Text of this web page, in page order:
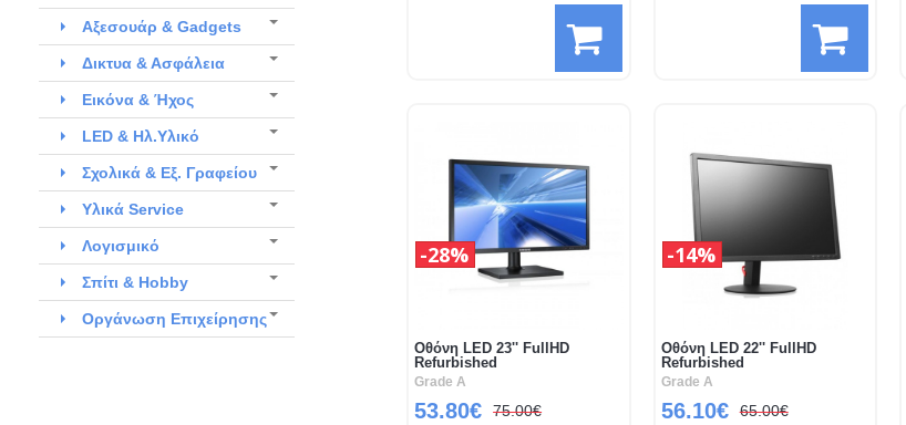
Αξεσουάρ & Gadgets
Δικτυα & Ασφάλεια
Εικόνα & Ήχος
LED & Ηλ.Υλικό
Σχολικά & Εξ. Γραφείου
Υλικά Service
Λογισμικό
Σπίτι & Hobby
Οργάνωση Επιχείρησης
Οθόνη LED 23'' FullHD
Refurbished
Grade A
53.80€ 75.00€
28%
Οθόνη LED 22'' FullHD
Refurbished
Grade A
56.10€ 65.00€
14%